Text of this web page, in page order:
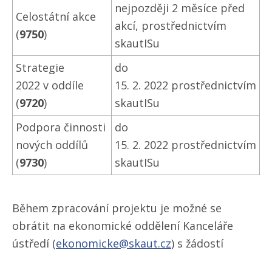
Celostátní akce
(9750)
nejpozději 2 měsíce před
akcí, prostřednictvím
skautISu
Strategie
2022 v oddíle
(9720)
do
15. 2. 2022 prostřednictvím
skautISu
Podpora činnosti
nových oddílů
(9730)
do
15. 2. 2022 prostřednictvím
skautISu
Během zpracování projektu je možné se
obrátit na ekonomické oddělení Kanceláře
ústředí (ekonomicke@skaut.cz) s žádostí